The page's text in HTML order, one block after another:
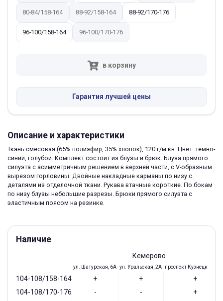
80-84/158-164 88-92/158-164 88-92/170-176
96-100/158-164 96-100/170-176
в корзину
Гарантия лучшей цены
Описание и характеристики
Ткань смесовая (65% полиэфир, 35% хлопок), 120 г/м.кв. Цвет: темно-
синий, голубой. Комплект состоит из блузы и брюк. Блуза прямого
силуэта с асимметричным решением в верхней части, с V-образным
вырезом горловины. Двойные накладные карманы по низу с
деталями из отделочной ткани. Рукава втачные короткие. По бокам
по низу блузы небольшие разрезы. Брюки прямого силуэта с
эластичным поясом на резинке.
Наличие
Кемерово
ул. Шатурская, 6А ул. Уральская, 2А проспект Кузнецкий,
104-108/158-164 + +
+
104-108/170-176
- -
+